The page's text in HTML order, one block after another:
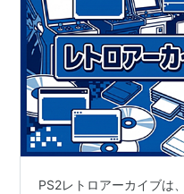
PS2レトロアーカイブは